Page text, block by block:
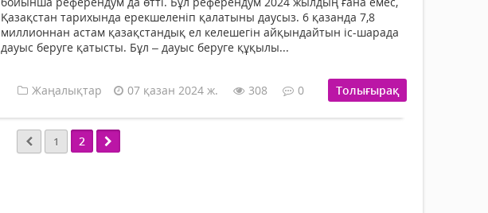
Қазақстан тарихында ерекшеленіп қалатыны даусыз. 6 қазанда 7,8
миллионнан астам қазақстандық ел келешегін айқындайтын іс-шарада
дауыс беруге қатысты. Бұл – дауыс беруге құқылы...
Жаңалықтар 07 қазан 2024 ж. 308 0 Толығырақ
1 2